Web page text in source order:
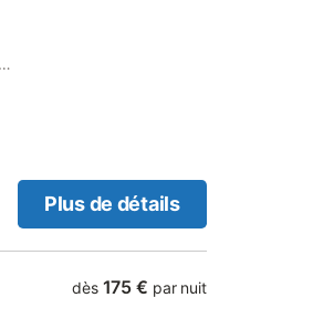
Plus de détails
dès 175 € par nuit